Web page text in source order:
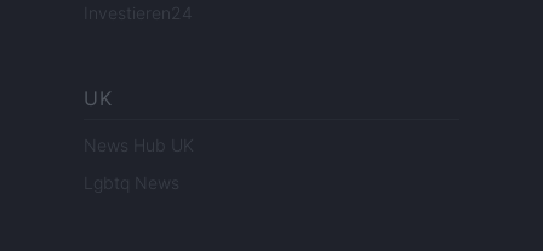
Investieren24
UK
News Hub UK
Lgbtq News